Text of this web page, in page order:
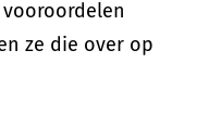
ze die over op